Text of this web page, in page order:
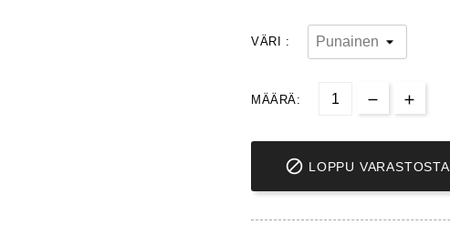
VÄRI :
MÄÄRÄ:
 LOPPU VARASTOSTA